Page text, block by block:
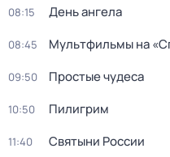
08:15 День ангела
08:45 Мультфильмы на
09:50 Простые чудеса
10:50 Пилигрим
11:40 Святыни России